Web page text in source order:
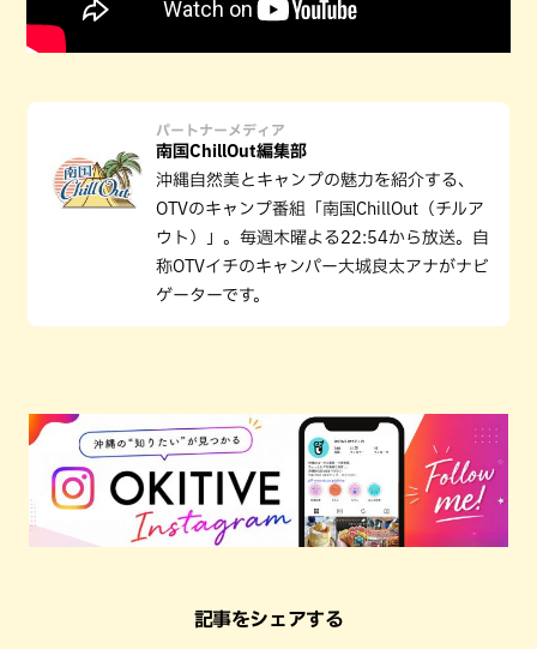
パートナーメディア
南国ChillOut編集部
沖縄自然美とキャンプの魅力を紹介する、
OTVのキャンプ番組「南国ChillOut（チルア
ウト）」。毎週木曜よる22:54から放送。自
称OTVイチのキャンパー大城良太アナがナビ
ゲーターです。
記事をシェアする